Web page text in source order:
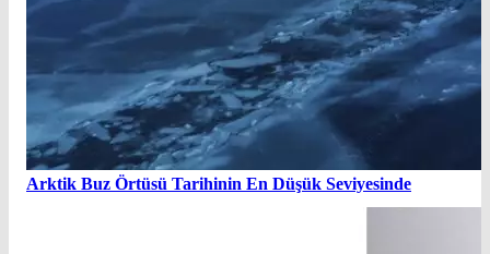
Arktik Buz Örtüsü Tarihinin En Düşük Seviyesinde